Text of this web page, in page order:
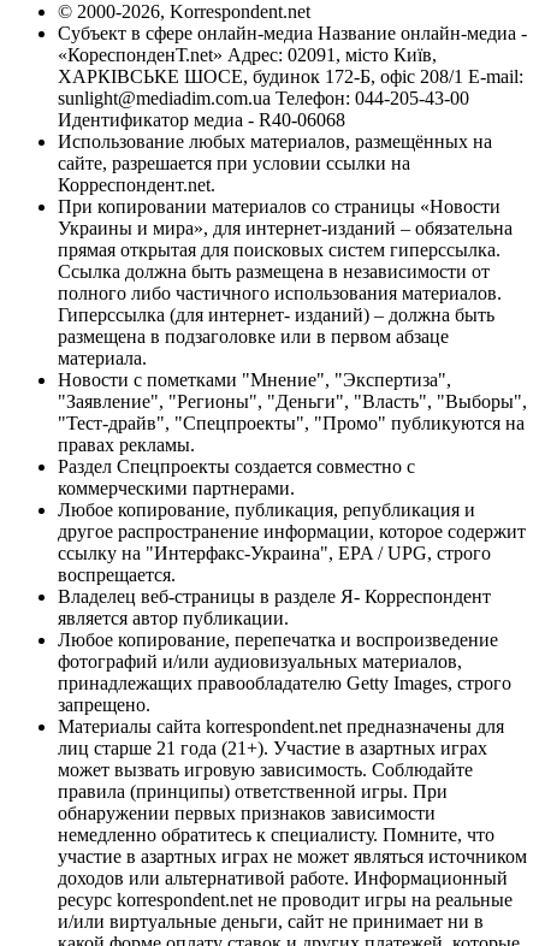
© 2000-2026, Korrespondent.net
Субъект в сфере онлайн-медиа Название онлайн-медиа -
«КореспонденТ.net» Адрес: 02091, місто Київ,
ХАРКІВСЬКЕ ШОСЕ, будинок 172-Б, офіс 208/1 E-mail:
sunlight@mediadim.com.ua Телефон: 044-205-43-00
Идентификатор медиа - R40-06068
Использование любых материалов, размещённых на
сайте, разрешается при условии ссылки на
Корреспондент.net.
При копировании материалов со страницы «Новости
Украины и мира», для интернет-изданий – обязательна
прямая открытая для поисковых систем гиперссылка.
Ссылка должна быть размещена в независимости от
полного либо частичного использования материалов.
Гиперссылка (для интернет- изданий) – должна быть
размещена в подзаголовке или в первом абзаце
материала.
Новости с пометками "Мнение", "Экспертиза",
"Заявление", "Регионы", "Деньги", "Власть", "Выборы",
"Тест-драйв", "Спецпроекты", "Промо" публикуются на
правах рекламы.
Раздел Спецпроекты создается совместно с
коммерческими партнерами.
Любое копирование, публикация, републикация и
другое распространение информации, которое содержит
ссылку на "Интерфакс-Украина", EPA / UPG, строго
воспрещается.
Владелец веб-страницы в разделе Я- Корреспондент
является автор публикации.
Любое копирование, перепечатка и воспроизведение
фотографий и/или аудиовизуальных материалов,
принадлежащих правообладателю Getty Images, строго
запрещено.
Материалы сайта korrespondent.net предназначены для
лиц старше 21 года (21+). Участие в азартных играх
может вызвать игровую зависимость. Соблюдайте
правила (принципы) ответственной игры. При
обнаружении первых признаков зависимости
немедленно обратитесь к специалисту. Помните, что
участие в азартных играх не может являться источником
доходов или альтернативой работе. Информационный
ресурс korrespondent.net не проводит игры на реальные
и/или виртуальные деньги, сайт не принимает ни в